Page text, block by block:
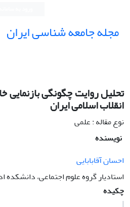
مجله جامعه شناسی ایران
تحلیل روایت چگونگی بازنمایی
انقلاب اسلامی ایران
نوع مقاله : علمی
نویسنده
احسان آقابابایی
استادیار گروه علوم اجتماعی، دانشکده
چکیده